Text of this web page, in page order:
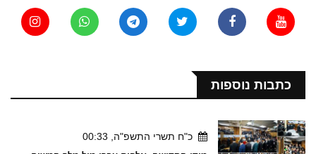
כתבות נוספות
כ"ח תשרי התשפ"ה, 00:33